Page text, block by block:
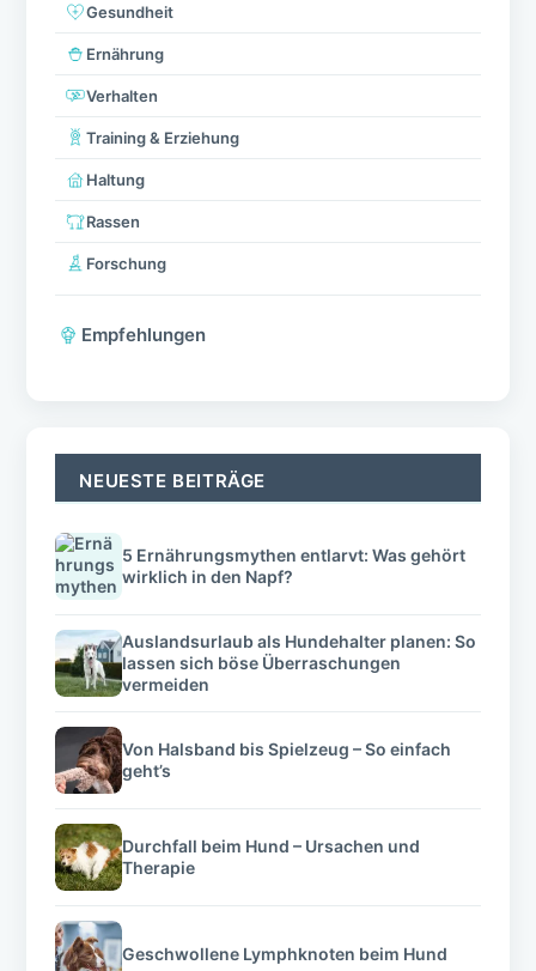
Gesundheit
Ernährung
Verhalten
Training & Erziehung
Haltung
Rassen
Forschung
Empfehlungen
NEUESTE BEITRÄGE
5 Ernährungsmythen entlarvt: Was gehört
wirklich in den Napf?
Auslandsurlaub als Hundehalter planen: So
lassen sich böse Überraschungen
vermeiden
Von Halsband bis Spielzeug – So einfach
geht’s
Durchfall beim Hund – Ursachen und
Therapie
Geschwollene Lymphknoten beim Hund